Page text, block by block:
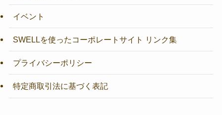
イベント
SWELLを使ったコーポレートサイト リンク集
プライバシーポリシー
特定商取引法に基づく表記